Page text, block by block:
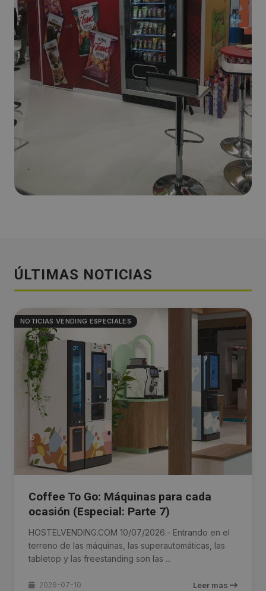
ÚLTIMAS NOTICIAS
NOTICIAS VENDING ESPECIALES
Coffee To Go: Máquinas para cada
ocasión (Especial: Parte 7)
HOSTELVENDING.COM 10/07/2026.- Entrando en el
terreno de las máquinas, las superautomáticas, las
tabletop y las freestanding son las ...
2026-07-10 Leer más